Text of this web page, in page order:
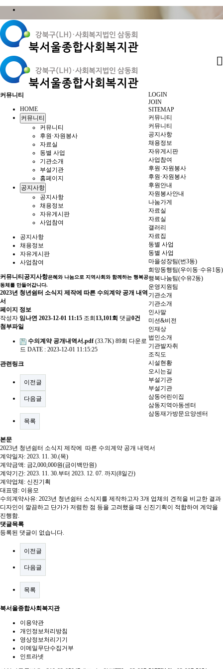
LOGIN
JOIN
SITEMAP
커뮤니티
커뮤니티
공지사항
채용정보
자유게시판
사업참여
후원·자원봉사
후원·자원봉사
후원안내
자원봉사안내
나눔가게
자료실
자료실
갤러리
자료집
동별 사업
동별 사업
마을성장팀(번3동)
희망동행팀(우이동·수유1동)
행복나눔팀(수유2동)
운영지원팀
기관소개
기관소개
인사말
미션&비전
인재상
법인소개
기관발자취
조직도
시설현황
오시는길
부설기관
부설기관
삼동어린이집
삼동지역아동센터
삼동재가방문요양센터
커뮤니티
HOME
커뮤니티
커뮤니티
후원·자원봉사
자료실
동별 사업
기관소개
부설기관
홈페이지
공지사항
공지사항
채용정보
자유게시판
사업참여
공지사항
채용정보
자유게시판
사업참여
커뮤니티 공지사항은혜와 나눔으로 지역사회와 함께하는 행복공
동체를 만들어갑니다.
2023년 청년쉼터 소식지 제작에 따른 수의계약 공개 내역
서
페이지 정보
작성자 임나연 2023-12-01 11:15 조회 13,101회 댓글0건
첨부파일
수의계약 공개내역서.pdf(33.7K) 89회 다운로
드 DATE : 2023-12-01 11:15:25
관련링크
이전글
다음글
목록
본문
2023년 청년쉼터 소식지 제작에 따른 수의계약 공개 내역서
계약일자: 2023. 11. 30.(목)
계약금액: 금2,000,000원(금이백만원)
계약기간: 2023. 11. 30.부터 2023. 12. 07. 까지(8일간)
계약업체: 신진기획
대표명: 이용모
수의계약사유: 2023년 청년쉼터 소식지를 제작하고자 3개 업체의 견적을 비교한 결과
디자인이 깔끔하고 단가가 저렴한 점 등을 고려했을 때 신진기획이 적합하여 계약을
진행함.
댓글목록
등록된 댓글이 없습니다.
이전글
다음글
목록
북서울종합사회복지관
이용약관
개인정보처리방침
영상정보처리기기
이메일무단수집거부
인트라넷